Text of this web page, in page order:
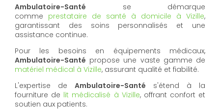
Ambulatoire-Santé se démarque
comme prestataire de santé à domicile à Vizille,
garantissant des soins personnalisés et une
assistance continue.
Pour les besoins en équipements médicaux,
Ambulatoire-Santé propose une vaste gamme de
matériel médical à Vizille, assurant qualité et fiabilité.
L'expertise de Ambulatoire-Santé s'étend à la
fourniture de lit médicalisé à Vizille, offrant confort et
soutien aux patients.